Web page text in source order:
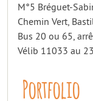
M°5 Bréguet-
Chemin Vert,
Bus 20 ou 65,
Vélib 11033 au
Portfolio